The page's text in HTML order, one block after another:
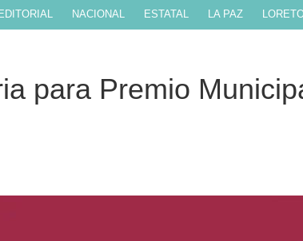
EDITORIAL NACIONAL ESTATAL LA PAZ
para Premio